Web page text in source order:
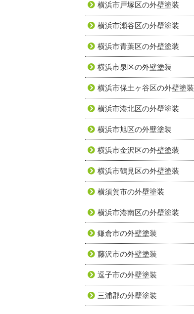
横浜市戸塚区の外壁塗装
横浜市瀬谷区の外壁塗装
横浜市青葉区の外壁塗装
横浜市泉区の外壁塗装
横浜市保土ヶ谷区の外壁塗装
横浜市港北区の外壁塗装
横浜市旭区の外壁塗装
横浜市金沢区の外壁塗装
横浜市鶴見区の外壁塗装
横須賀市の外壁塗装
横浜市港南区の外壁塗装
鎌倉市の外壁塗装
藤沢市の外壁塗装
逗子市の外壁塗装
三浦郡の外壁塗装